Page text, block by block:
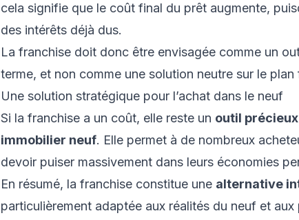
cela signifie que le coût final du prêt augmente,
des intérêts déjà dus.
La franchise doit donc être envisagée comme un
terme, et non comme une solution neutre sur le plan
Une solution stratégique pour l’achat dans le neuf
Si la franchise a un coût, elle reste un outil précieux
immobilier neuf. Elle permet à de nombreux
devoir puiser massivement dans leurs économies
En résumé, la franchise constitue une alternative
particulièrement adaptée aux réalités du neuf et